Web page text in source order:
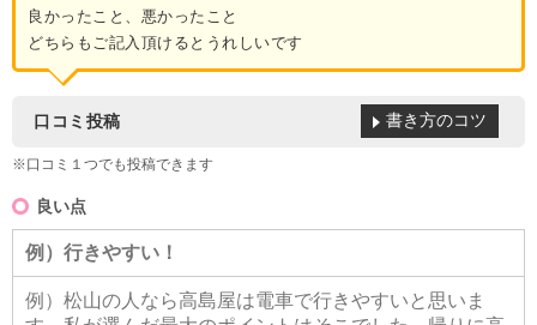
良かったこと、悪かったこと
どちらもご記入頂けるとうれしいです
口コミ投稿
※口コミ１つでも投稿できます
書き方のコツ
良い点